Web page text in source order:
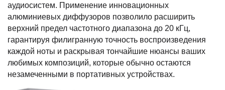
аудиосистем. Применение инновационных
алюминиевых диффузоров позволило расширить
верхний предел частотного диапазона до 20 кГц,
гарантируя филигранную точность воспроизведения
каждой ноты и раскрывая тончайшие нюансы ваших
любимых композиций, которые обычно остаются
незамеченными в портативных устройствах.